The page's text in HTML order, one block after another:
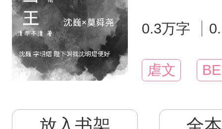
0.3万字
虐文 BE